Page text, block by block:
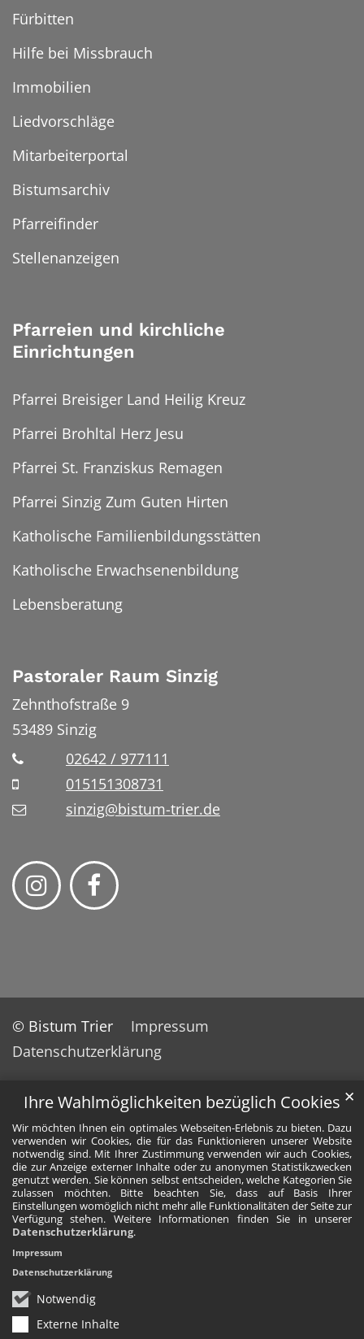
Ihre Wahlmöglichkeiten bezüglich Cookies
Wir möchten Ihnen ein optimales Webseiten-Erlebnis zu bieten. Dazu
verwenden wir Cookies, die für das Funktionieren unserer Website
notwendig sind. Mit Ihrer Zustimmung verwenden wir auch Cookies,
die zur Anzeige externer Inhalte oder zu anonymen Statistikzwecken
genutzt werden. Sie können selbst entscheiden, welche Kategorien Sie
zulassen möchten. Bitte beachten Sie, dass auf Basis Ihrer
Einstellungen womöglich nicht mehr alle Funktionalitäten der Seite zur
Verfügung stehen. Weitere Informationen finden Sie in unserer
Datenschutzerklärung.
Notwendig
Externe Inhalte
✕
Impressum
Datenschutzerklärung
Fürbitten
Hilfe bei Missbrauch
Immobilien
Liedvorschläge
Mitarbeiterportal
Bistumsarchiv
Pfarreifinder
Stellenanzeigen
Pfarreien und kirchliche
Einrichtungen
Pfarrei Breisiger Land Heilig Kreuz
Pfarrei Brohltal Herz Jesu
Pfarrei St. Franziskus Remagen
Pfarrei Sinzig Zum Guten Hirten
Katholische Familienbildungsstätten
Katholische Erwachsenenbildung
Lebensberatung
Pastoraler Raum Sinzig
Zehnthofstraße 9
53489 Sinzig
02642 / 977111
015151308731
sinzig@bistum-trier.de
© Bistum Trier
Impressum
Datenschutzerklärung